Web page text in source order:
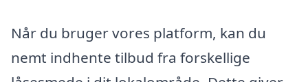
Når du bruger vores platform, kan du
nemt indhente tilbud fra forskellige